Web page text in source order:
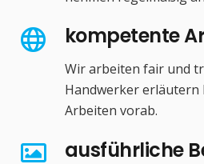
kompetente
Wir arbeiten fair und
Handwerker erläutern
Arbeiten vorab.
ausführliche